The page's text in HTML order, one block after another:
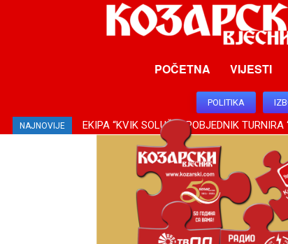
POČETNA VIJESTI
POLITIKA
NAJNOVIJE EKIPA “KVIK SOLUŠN” POBJEDNIK